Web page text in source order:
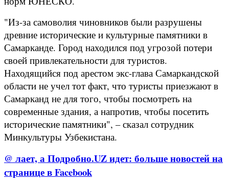
"Из-за самоволия чиновников были разрушены
древние исторические и культурные памятники в
Самарканде. Город находился под угрозой потери
своей привлекательности для туристов.
Находящийся под арестом экс-глава Самаркандской
области не учел тот факт, что туристы приезжают в
Самарканд не для того, чтобы посмотреть на
современные здания, а напротив, чтобы посетить
исторические памятники", – сказал сотрудник
Минкультуры Узбекистана.
@ лает, а Подробно.UZ идет: больше новостей на
странице в Facebook